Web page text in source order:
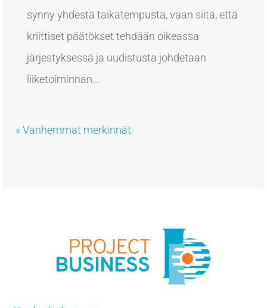
synny yhdestä taikatempusta, vaan siitä, että
kriittiset päätökset tehdään oikeassa
järjestyksessä ja uudistusta johdetaan
liiketoiminnan...
« Vanhemmat merkinnät